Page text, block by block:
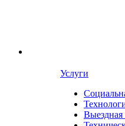
Услуги
Выездная